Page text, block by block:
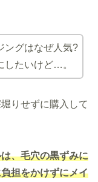
ングはなぜ人気?
したいけど…。
りせずに購入して
、毛穴の黒ずみに
担をかけずにメイ